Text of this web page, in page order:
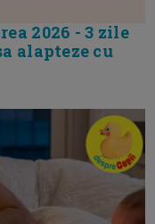
2026 - 3 zile
alapteze cu